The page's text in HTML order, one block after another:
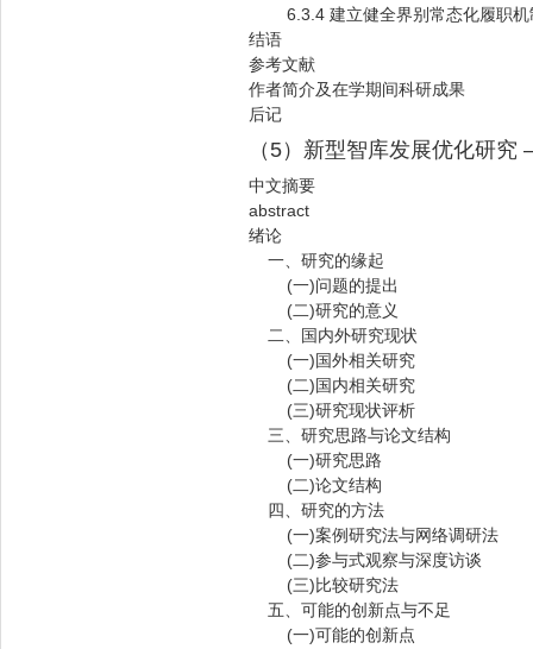
6.3.4 建立健全界别常态化履职机
结语
参考文献
作者简介及在学期间科研成果
后记
（5）新型智库发展优化研
中文摘要
abstract
绪论
一、研究的缘起
(一)问题的提出
(二)研究的意义
二、国内外研究现状
(一)国外相关研究
(二)国内相关研究
(三)研究现状评析
三、研究思路与论文结构
(一)研究思路
(二)论文结构
四、研究的方法
(一)案例研究法与网络调研法
(二)参与式观察与深度访谈
(三)比较研究法
五、可能的创新点与不足
(一)可能的创新点